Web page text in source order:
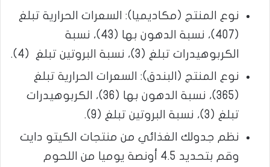
نوع المنتج (مكاديميا): السعرات الحرارية تبلغ
(407)، نسبة الدهون بها (43)، نسبة
الكربوهيدرات تبلغ (3)، نسبة البروتين تبلغ (4).
نوع المنتج (البندق): السعرات الحرارية تبلغ
(365)، نسبة الدهون بها (36)، الكربوهيدرات
تبلغ (3)، نسبة البروتين تبلغ (9).
نظم جدولك الغذائي من منتجات الكيتو دايت
وقم بتحديد 4.5 أونصة يوميا من اللحوم